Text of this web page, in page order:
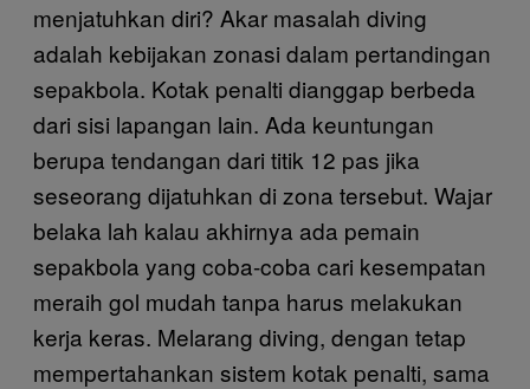
menjatuhkan diri? Akar masalah diving
adalah kebijakan zonasi dalam pertandingan
sepakbola. Kotak penalti dianggap berbeda
dari sisi lapangan lain. Ada keuntungan
berupa tendangan dari titik 12 pas jika
seseorang dijatuhkan di zona tersebut. Wajar
belaka lah kalau akhirnya ada pemain
sepakbola yang coba-coba cari kesempatan
meraih gol mudah tanpa harus melakukan
kerja keras. Melarang diving, dengan tetap
mempertahankan sistem kotak penalti, sama